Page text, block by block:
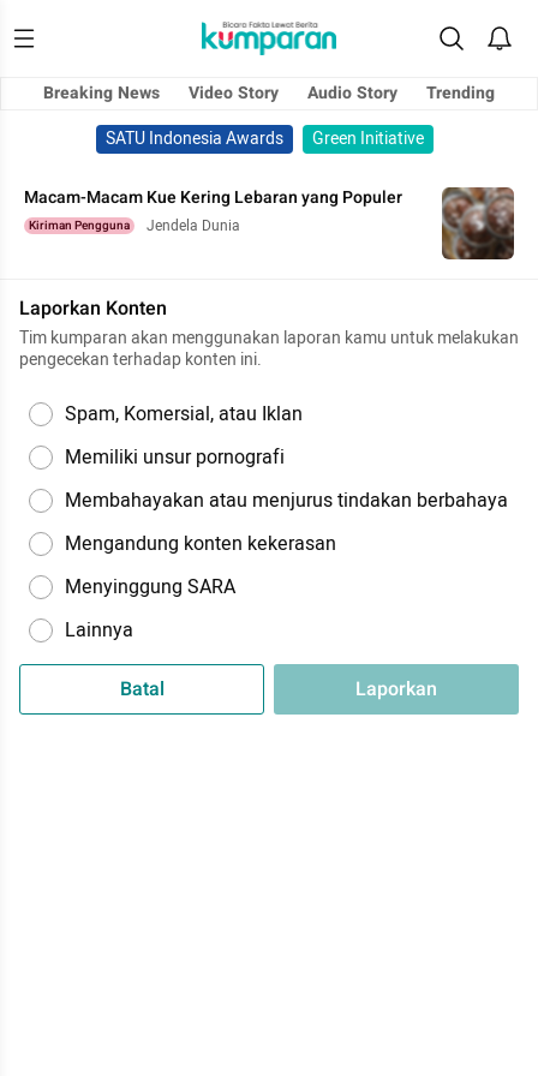
Breaking News Video Story Audio Story
Trending
SATU Indonesia Awards
Green Initiative
Macam-Macam Kue Kering Lebaran yang Populer
Kiriman Pengguna Jendela Dunia
Laporkan Konten
Tim kumparan akan menggunakan laporan kamu untuk melakukan
pengecekan terhadap konten ini.
Spam, Komersial, atau Iklan
Memiliki unsur pornografi
Membahayakan atau menjurus tindakan berbahaya
Mengandung konten kekerasan
Menyinggung SARA
Lainnya
Batal Laporkan